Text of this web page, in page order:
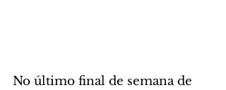
No último final de semana de